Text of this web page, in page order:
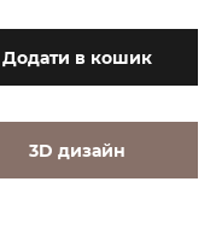
Додати в кошик
3D дизайн